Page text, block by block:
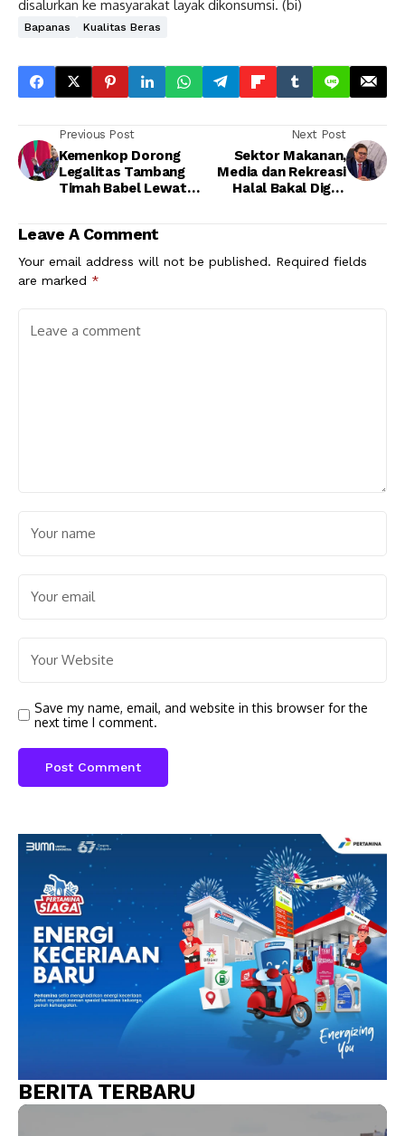
disalurkan ke masyarakat layak dikonsumsi. (bi)
Bapanas Kualitas Beras
Previous Post
Kemenkop Dorong
Legalitas Tambang
Timah Babel Lewat
Next Post
Sektor Makanan,
Media dan Rekreasi
Halal Bakal Digali
Leave A Comment
Your email address will not be published. Required fields
are marked *
Save my name, email, and website in this browser for the
next time I comment.
BERITA TERBARU